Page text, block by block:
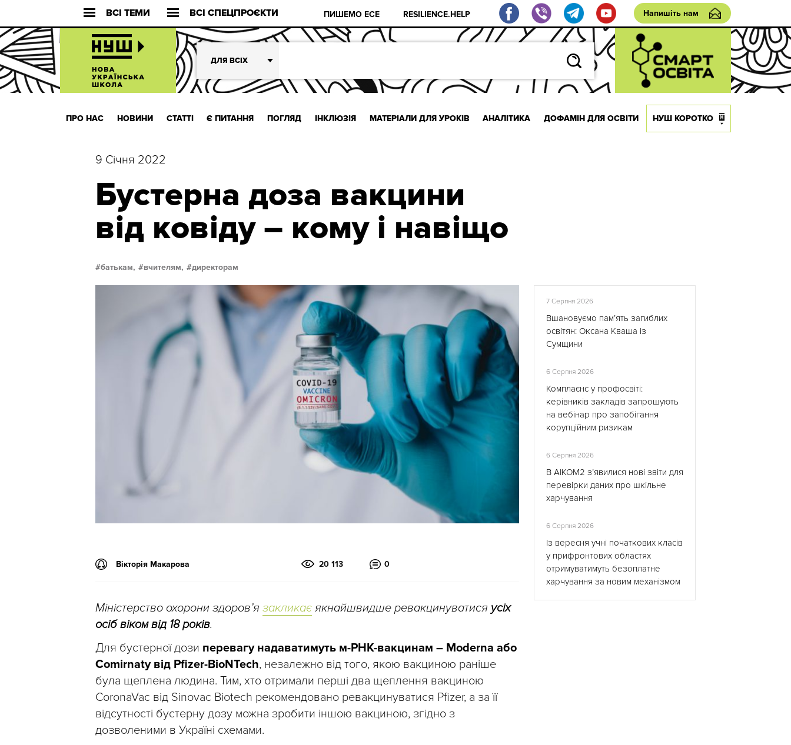
ВСІ ТЕМИ ВСІ СПЕЦПРОЄКТИ ПИШЕМО ЕСЕ RESILIENCE.HELP Напишіть нам
ДЛЯ ВСІХ
ПРО НАС НОВИНИ СТАТТІ Є ПИТАННЯ ПОГЛЯД ІНКЛЮЗІЯ МАТЕРІАЛИ ДЛЯ УРОКІВ АНАЛІТИКА ДОФАМІН ДЛЯ ОСВІТИ НУШ КОРОТКО
9 Січня 2022
Бустерна доза вакцини
від ковіду – кому і навіщо
батькам, вчителям, директорам
Вікторія Макарова 20 113 0
Міністерство охорони здоров’я закликає якнайшвидше ревакцинуватися усіх
осіб віком від 18 років.
Для бустерної дози перевагу надаватимуть м-РНК-вакцинам – Moderna або
Comirnaty від Pfizer-BioNTech, незалежно від того, якою вакциною раніше
була щеплена людина. Тим, хто отримали перші два щеплення вакциною
CoronaVac від Sinovac Biotech рекомендовано ревакцинуватися Pfizer, а за її
відсутності бустерну дозу можна зробити іншою вакциною, згідно з
дозволеними в Україні схемами.
7 Серпня 2026
Вшановуємо пам’ять загиблих
освітян: Оксана Кваша із
Сумщини
6 Серпня 2026
Комплаєнс у профосвіті:
керівників закладів запрошують
на вебінар про запобігання
корупційним ризикам
6 Серпня 2026
В АІКОМ2 з’явилися нові звіти для
перевірки даних про шкільне
харчування
6 Серпня 2026
Із вересня учні початкових класів
у прифронтових областях
отримуватимуть безоплатне
харчування за новим механізмом